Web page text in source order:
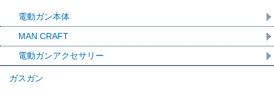
電動ガン本体
MAN CRAFT
電動ガンアクセサリー
ガスガン